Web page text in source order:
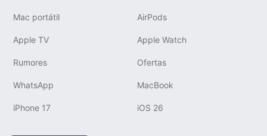
Mac portátil AirPods
Apple TV Apple Watch
Rumores Ofertas
WhatsApp MacBook
iPhone 17 iOS 26